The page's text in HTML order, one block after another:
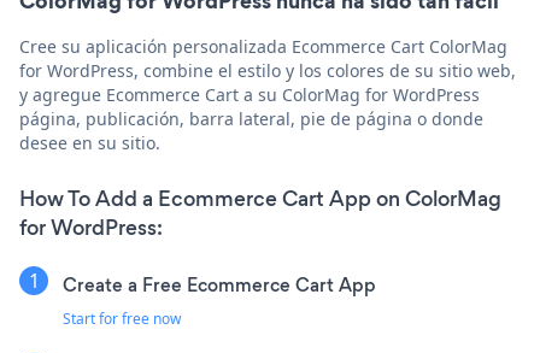
Cree su aplicación personalizada Ecommerce Cart ColorMag
for WordPress, combine el estilo y los colores de su sitio web,
y agregue Ecommerce Cart a su ColorMag for WordPress
página, publicación, barra lateral, pie de página o donde
desee en su sitio.
How To Add a Ecommerce Cart App on ColorMag
for WordPress:
Create a Free Ecommerce Cart App
Start for free now